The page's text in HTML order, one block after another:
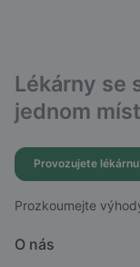
Lékárny se
jednom
Provozujete
Prozkoumejte
O nás